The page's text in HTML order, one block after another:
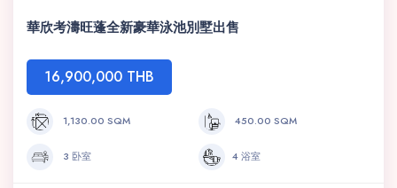
華欣考濤旺蓬全新豪華泳池別墅出售
16,900,000 THB
1,130.00 SQM 450.00 SQM
3 卧室 4 浴室